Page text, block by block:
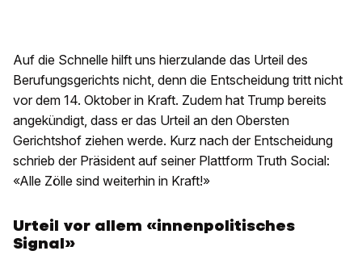
Auf die Schnelle hilft uns hierzulande das Urteil des
Berufungsgerichts nicht, denn die Entscheidung tritt nicht
vor dem 14. Oktober in Kraft. Zudem hat Trump bereits
angekündigt, dass er das Urteil an den Obersten
Gerichtshof ziehen werde. Kurz nach der Entscheidung
schrieb der Präsident auf seiner Plattform Truth Social:
«Alle Zölle sind weiterhin in Kraft!»
Urteil vor allem «innenpolitisches
Signal»